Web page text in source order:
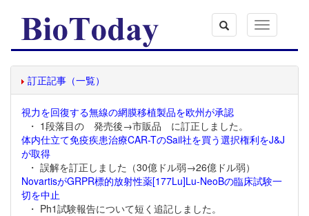
Toggle
navigation
訂正記事（一覧）
視力を回復する無線の網膜移植製品を欧州が承認
・ 1段落目の 発売後→市販品 に訂正しました。
体内仕立て免疫疾患治療CAR-TのSail社を買う選択権利をJ&J
が取得
・ 誤解を訂正しました（30億ドル弱→26億ドル弱）
NovartisがGRPR標的放射性薬[177Lu]Lu-NeoBの臨床試験一
切を中止
・ Ph1試験報告について短く追記しました。